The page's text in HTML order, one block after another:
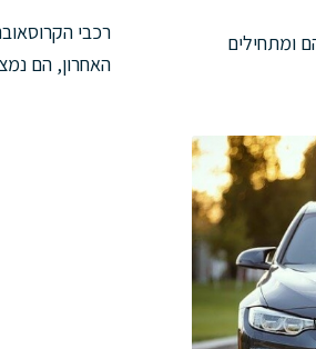
ומתחילים
רכבי
האחרון, הם